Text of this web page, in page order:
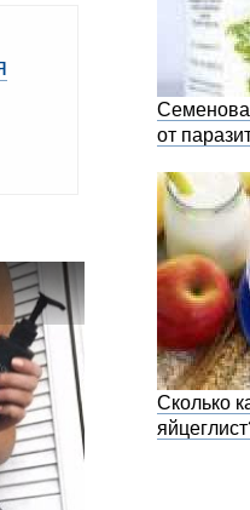
Семенова
от
Сколько